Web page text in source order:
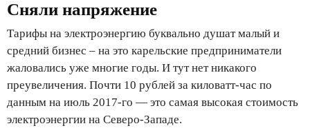
Сняли напряжение
Тарифы на электроэнергию буквально душат малый и
средний бизнес – на это карельские предприниматели
жаловались уже многие годы. И тут нет никакого
преувеличения. Почти 10 рублей за киловатт-час по
данным на июль 2017-го — это самая высокая стоимость
электроэнергии на Северо-Западе.